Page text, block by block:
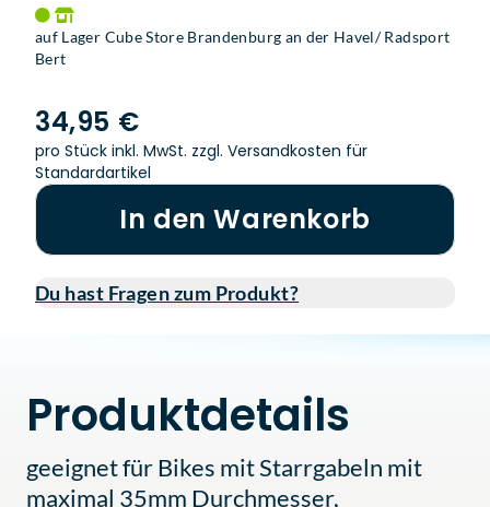
auf Lager Cube Store Brandenburg an der Havel/ Radsport
Bert
34,95 €
pro Stück inkl. MwSt. zzgl. Versandkosten für
Standardartikel
In den Warenkorb
Du hast Fragen zum Produkt?
Produktdetails
geeignet für Bikes mit Starrgabeln mit
maximal 35mm Durchmesser,